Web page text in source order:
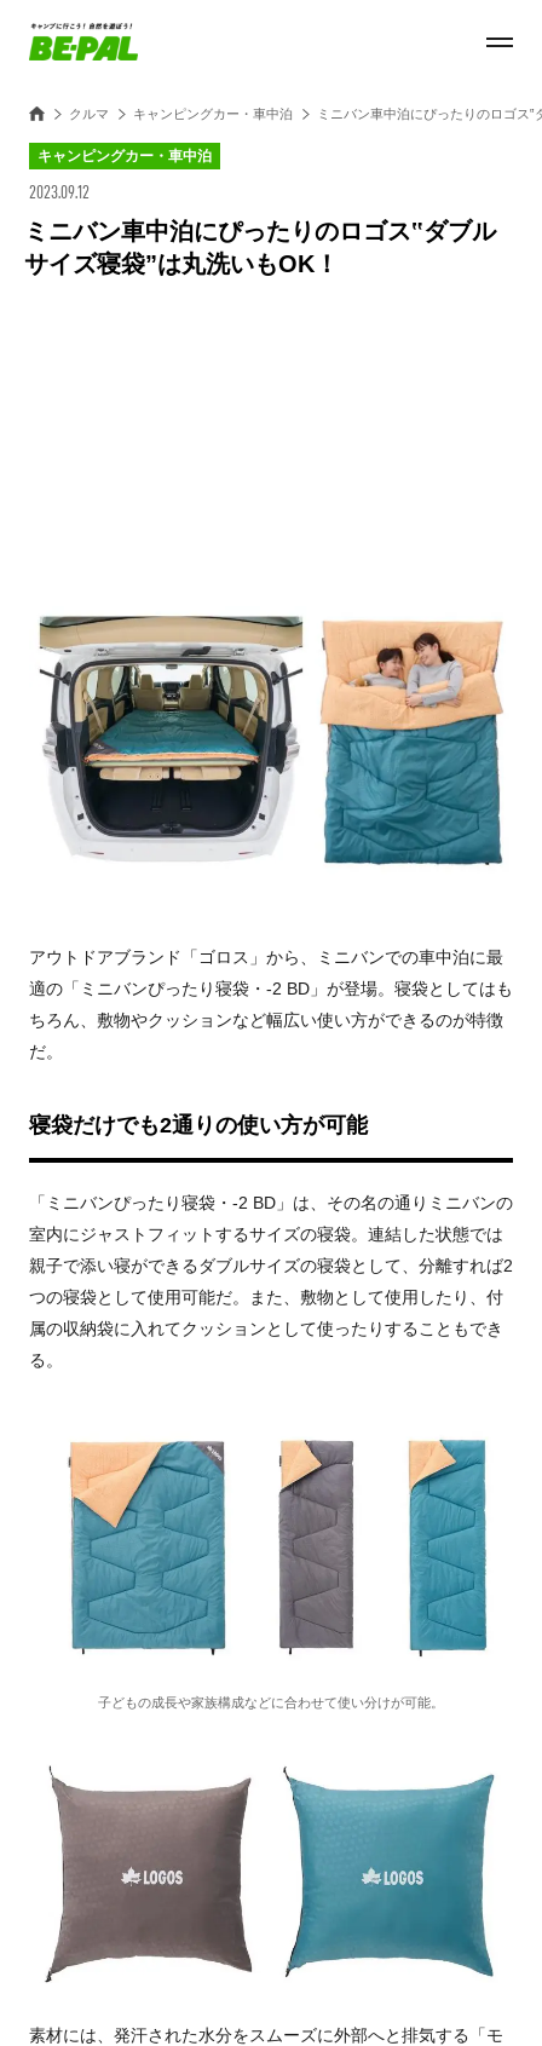
クルマ キャンピングカー・車中泊 ミニバン車中泊にぴったりのロゴス
キャンピングカー・車中泊
2023.09.12
ミニバン車中泊にぴったりのロゴス‟ダブル
サイズ寝袋”は丸洗いもOK！
アウトドアブランド「ゴロス」から、ミニバンでの車中泊に最
適の「ミニバンぴったり寝袋・ -2 BD 」が登場。寝袋としてはも
ちろん、敷物やクッションなど幅広い使い方ができるのが特徴
だ。
寝袋だけでも2通りの使い方が可能
「ミニバンぴったり寝袋・ -2 BD 」は、その名の通りミニバンの
室内にジャストフィットするサイズの寝袋。連結した状態では
親子で添い寝ができるダブルサイズの寝袋として、分離すれば2
つの寝袋として使用可能だ。また、敷物として使用したり、付
属の収納袋に入れてクッションとして使ったりすることもでき
る。
子どもの成長や家族構成などに合わせて使い分けが可能。
素材には、発汗された水分をスムーズに外部へと排気する「モ